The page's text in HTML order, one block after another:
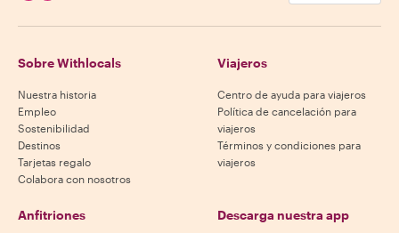
Sobre Withlocals
Nuestra historia
Empleo
Sostenibilidad
Destinos
Tarjetas regalo
Colabora con nosotros
Viajeros
Centro de ayuda para viajeros
Política de cancelación para
viajeros
Términos y condiciones para
viajeros
Anfitriones Descarga nuestra app